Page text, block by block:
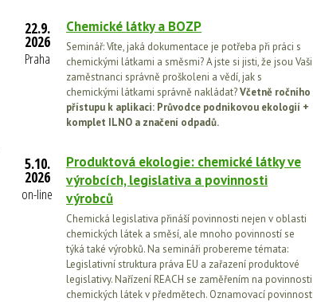
22.9.
2026
Praha
Chemické látky a BOZP
Seminář: Víte, jaká dokumentace je potřeba při práci s
chemickými látkami a směsmi? A jste si jisti, že jsou Vaši
zaměstnanci správně proškoleni a vědí, jak s
chemickými látkami správně nakládat?Včetně ročního
přístupu k aplikaci: Průvodce podnikovou ekologií +
komplet ILNO a značení odpadů.
5.10.
2026
on-line
Produktová ekologie: chemické látky ve
výrobcích, legislativa a povinnosti
výrobců
Chemická legislativa přináší povinnosti nejen v oblasti
chemických látek a směsí, ale mnoho povinností se
týká také výrobků. Na semináři probereme témata:
Legislativní struktura práva EU a zařazení produktové
legislativy. Nařízení REACH se zaměřením na povinnosti
chemických látek v předmětech. Oznamovací povinnost